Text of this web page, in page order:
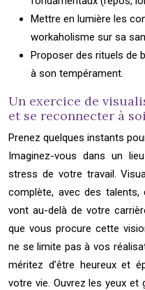
Mettre en lumière les
workaholisme sur sa
Proposer des rituels de
à son tempérament.
Un exercice de
et se reconnecter à soi
Prenez quelques instants
Imaginez-vous dans un
stress de votre travail.
complète, avec des
vont au-delà de votre
que vous procure cette
ne se limite pas à vos
méritez d’être heureux et
votre vie. Ouvrez les yeux